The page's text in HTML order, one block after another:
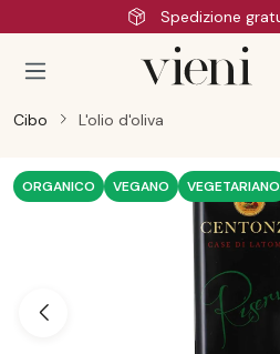
Passa al contenuto principale
gratuita da CHF 70
Cibo L'olio d'oliva
ORGANICO VEGANO VEGETARIANO
Salta la galleria di immagini